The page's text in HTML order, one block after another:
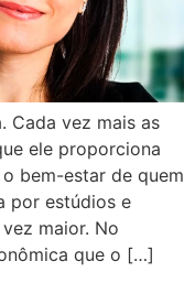
Cada vez mais as
ele proporciona
bem-estar de quem
por estúdios e
maior. No
que o […]